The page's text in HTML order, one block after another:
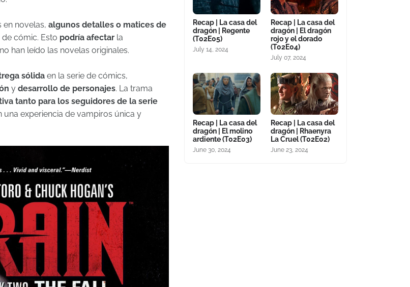
en novelas, algunos detalles o matices de
cómic. Esto podría afectar la
han leído las novelas originales.
sólida en la serie de cómics,
y desarrollo de personajes. La trama
tanto para los seguidores de la serie
una experiencia de vampiros única y
Recap | La casa del
dragón | Regente
(T02E05)
July 14, 2024
Recap | La casa del
dragón | El dragón
rojo y el dorado
(T02E04)
July 07, 2024
Recap | La casa del
dragón | El molino
ardiente (T02E03)
June 30, 2024
Recap | La casa del
dragón | Rhaenyra
La Cruel (T02E02)
June 23, 2024